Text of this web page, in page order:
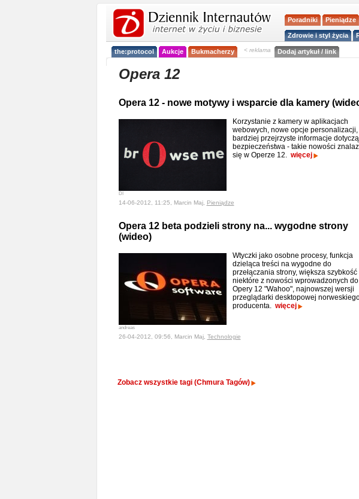
Poradniki Pieniądze
Zdrowie i styl życia
the:protocol Aukcje Bukmacherzy < reklama Dodaj artykuł / link
Opera 12
Opera 12 - nowe motywy i wsparcie dla kamery
DI
Korzystanie z kamery w aplikacjach
webowych, nowe opcje personalizacji,
bardziej przejrzyste informacje
bezpieczeństwa - takie nowości
się w Operze 12. więcej
14-06-2012, 11:25, Marcin Maj, Pieniądze
Opera 12 beta podzieli strony na... wygodne strony
(wideo)
andreas
Wtyczki jako osobne procesy, funkcja
dzieląca treści na wygodne do
przełączania strony, większa szybkość
niektóre z nowości wprowadzonych do
Opery 12 "Wahoo", najnowszej wersji
przeglądarki desktopowej
producenta. więcej
26-04-2012, 09:56, Marcin Maj, Technologie
Zobacz wszystkie tagi (Chmura Tagów)